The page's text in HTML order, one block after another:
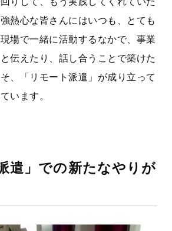
熱心な皆さんにはいつも、とても
場で一緒に活動するなかで、事業
伝えたり、話し合うことで築けた
、「リモート派遣」が成り立って
います。
遣」での新たなやりが